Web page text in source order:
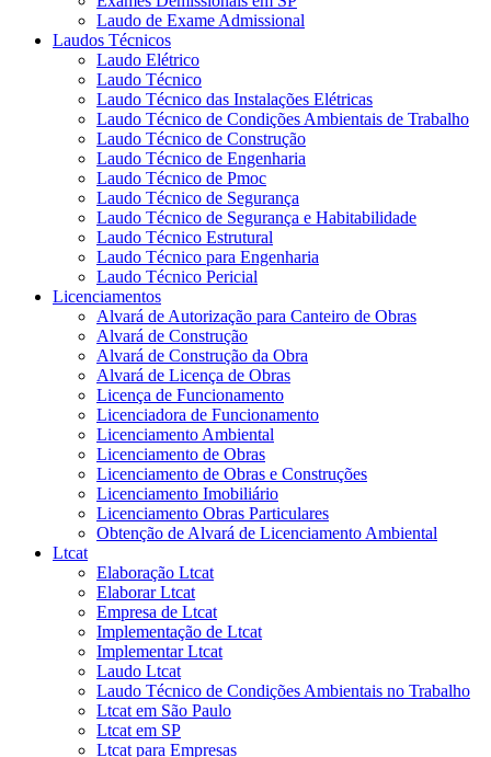
Laudo de Exame Admissional
Laudos Técnicos
Laudo Elétrico
Laudo Técnico
Laudo Técnico das Instalações Elétricas
Laudo Técnico de Condições Ambientais de Trabalho
Laudo Técnico de Construção
Laudo Técnico de Engenharia
Laudo Técnico de Pmoc
Laudo Técnico de Segurança
Laudo Técnico de Segurança e Habitabilidade
Laudo Técnico Estrutural
Laudo Técnico para Engenharia
Laudo Técnico Pericial
Licenciamentos
Alvará de Autorização para Canteiro de Obras
Alvará de Construção
Alvará de Construção da Obra
Alvará de Licença de Obras
Licença de Funcionamento
Licenciadora de Funcionamento
Licenciamento Ambiental
Licenciamento de Obras
Licenciamento de Obras e Construções
Licenciamento Imobiliário
Licenciamento Obras Particulares
Obtenção de Alvará de Licenciamento Ambiental
Ltcat
Elaboração Ltcat
Elaborar Ltcat
Empresa de Ltcat
Implementação de Ltcat
Implementar Ltcat
Laudo Ltcat
Laudo Técnico de Condições Ambientais no Trabalho
Ltcat em São Paulo
Ltcat em SP
Ltcat para Empresas